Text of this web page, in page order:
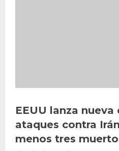
EEUU lanza
ataques contra
menos tres